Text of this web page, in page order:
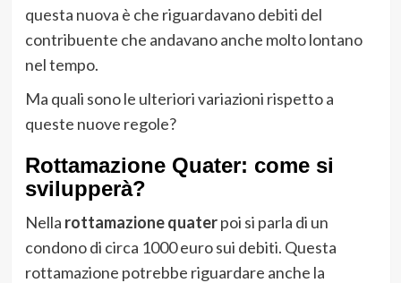
questa nuova è che riguardavano debiti del
contribuente che andavano anche molto lontano
nel tempo.
Ma quali sono le ulteriori variazioni rispetto a
queste nuove regole?
Rottamazione Quater: come si
svilupperà?
Nella rottamazione quaterpoi si parla di un
condono di circa 1000 euro sui debiti. Questa
rottamazione potrebbe riguardare anche la